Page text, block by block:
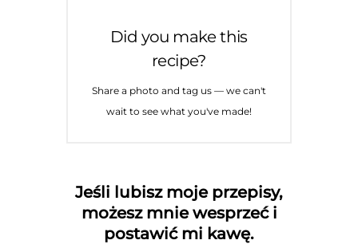
Did you make this
recipe?
Share a photo and tag us — we can't
wait to see what you've made!
Jeśli lubisz moje przepisy,
możesz mnie wesprzeć i
postawić mi kawę.